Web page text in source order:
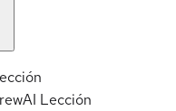
Lección